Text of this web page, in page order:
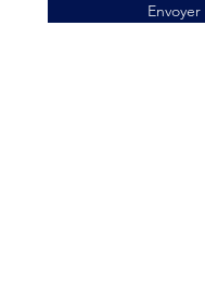
Envoyer